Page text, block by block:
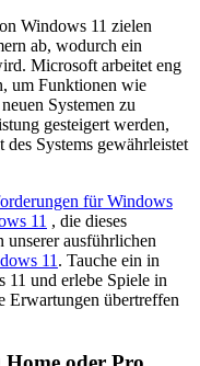
Windows 11 zielen
ab, wodurch ein
Microsoft arbeitet eng
um Funktionen wie
Systemen zu
gesteigert werden,
Systems gewährleistet
für Windows
11 , die dieses
unserer ausführlichen
11 . Tauche ein in
11 und erlebe Spiele in
Erwartungen übertreffen